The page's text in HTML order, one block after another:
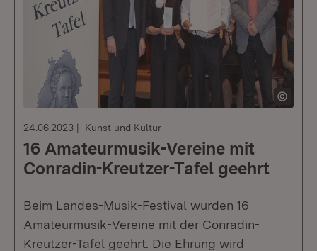
24.06.2023 Kunst und Kultur
16 Amateurmusik-Vereine mit
Conradin-Kreutzer-Tafel geehrt
Beim Landes-Musik-Festival wurden 16
Amateurmusik-Vereine mit der Conradin-
Kreutzer-Tafel geehrt. Die Ehrung wird